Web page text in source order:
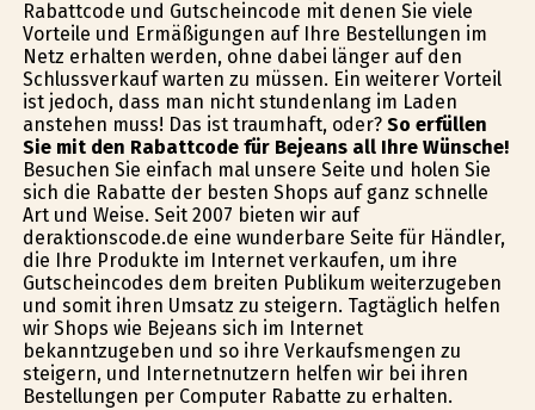
Rabattcode und Gutscheincode mit denen Sie viele
Vorteile und Ermäßigungen auf Ihre Bestellungen im
Netz erhalten werden, ohne dabei länger auf den
Schlussverkauf warten zu müssen. Ein weiterer Vorteil
ist jedoch, dass man nicht stundenlang im Laden
anstehen muss! Das ist traumhaft, oder? So erfüllen
Sie mit den Rabattcode für Bejeans all Ihre Wünsche!
Besuchen Sie einfach mal unsere Seite und holen Sie
sich die Rabatte der besten Shops auf ganz schnelle
Art und Weise. Seit 2007 bieten wir auf
deraktionscode.de eine wunderbare Seite für Händler,
die Ihre Produkte im Internet verkaufen, um ihre
Gutscheincodes dem breiten Publikum weiterzugeben
und somit ihren Umsatz zu steigern. Tagtäglich helfen
wir Shops wie Bejeans sich im Internet
bekanntzugeben und so ihre Verkaufsmengen zu
steigern, und Internetnutzern helfen wir bei ihren
Bestellungen per Computer Rabatte zu erhalten.